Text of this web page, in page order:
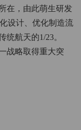
在，由此萌生研发
设计、优化制造流
航天的1/23。
战略取得重大突